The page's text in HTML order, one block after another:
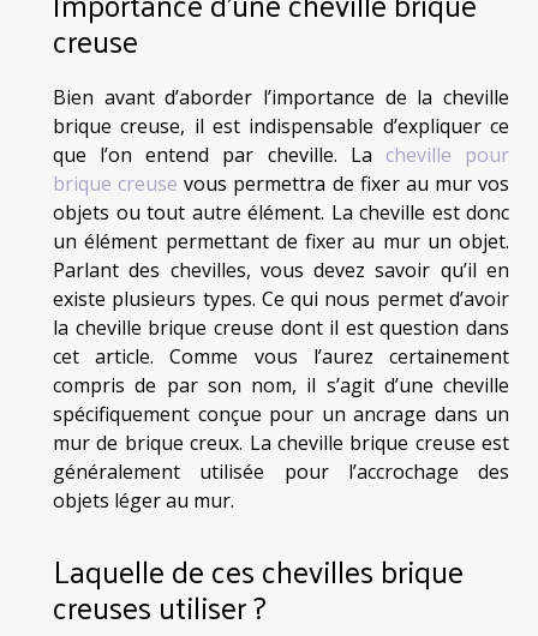
creuse
Bien avant d’aborder l’importance de la cheville
brique creuse, il est indispensable d’expliquer ce
que l’on entend par cheville. La cheville pour
brique creuse vous permettra de fixer au mur vos
objets ou tout autre élément. La cheville est donc
un élément permettant de fixer au mur un objet.
Parlant des chevilles, vous devez savoir qu’il en
existe plusieurs types. Ce qui nous permet d’avoir
la cheville brique creuse dont il est question dans
cet article. Comme vous l’aurez certainement
compris de par son nom, il s’agit d’une cheville
spécifiquement conçue pour un ancrage dans un
mur de brique creux. La cheville brique creuse est
généralement utilisée pour l’accrochage des
objets léger au mur.
Laquelle de ces chevilles brique
creuses utiliser ?